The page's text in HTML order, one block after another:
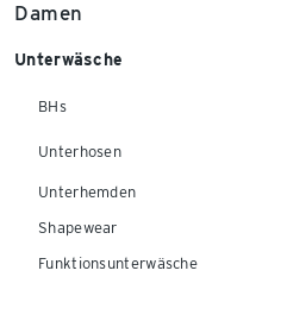
Damen
Unterwäsche
BHs
Unterhosen
Unterhemden
Shapewear
Funktionsunterwäsche